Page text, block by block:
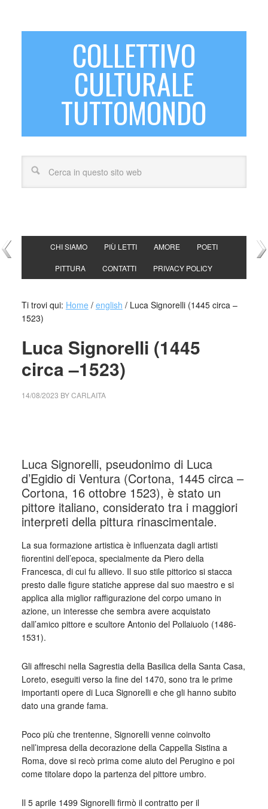
COLLETTIVO
CULTURALE
TUTTOMONDO
CHI SIAMO PIÙ LETTI AMORE POETI
PITTURA CONTATTI PRIVACY POLICY
Ti trovi qui: Home / english /Luca Signorelli (1445 circa –
1523)
Luca Signorelli (1445
circa –1523)
14/08/2023 BYCARLAITA
Luca Signorelli, pseudonimo di Luca
d’Egidio di Ventura (Cortona, 1445 circa –
Cortona, 16 ottobre 1523), è stato un
pittore italiano, considerato tra i maggiori
interpreti della pittura rinascimentale.
La sua formazione artistica è influenzata dagli artisti
fiorentini dell’epoca, specialmente da Piero della
Francesca, di cui fu allievo. Il suo stile pittorico si stacca
presto dalle figure statiche apprese dal suo maestro e si
applica alla miglior raffigurazione del corpo umano in
azione, un interesse che sembra avere acquistato
dall’amico pittore e scultore Antonio del Pollaiuolo (1486-
1531).
Gli affreschi nella Sagrestia della Basilica della Santa Casa,
Loreto, eseguiti verso la fine del 1470, sono tra le prime
importanti opere di Luca Signorelli e che gli hanno subito
dato una grande fama.
Poco più che trentenne, Signorelli venne coinvolto
nell’impresa della decorazione della Cappella Sistina a
Roma, dove si recò prima come aiuto del Perugino e poi
come titolare dopo la partenza del pittore umbro.
Il 5 aprile 1499 Signorelli firmò il contratto per il